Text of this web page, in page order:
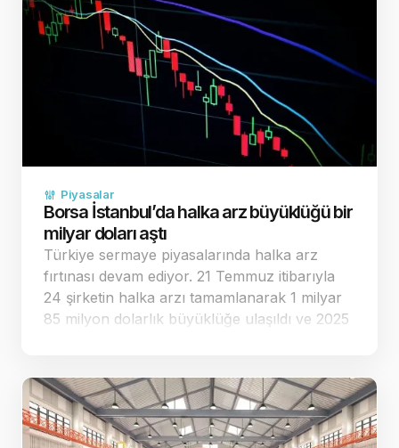
Piyasalar
Borsa İstanbul’da halka arz büyüklüğü bir
milyar doları aştı
Türkiye sermaye piyasalarında halka arz
fırtınası devam ediyor. 21 Temmuz itibarıyla
24 şirketin halka arzı tamamlanarak 1 milyar
85 milyon dolarlık büyüklüğe ulaşıldı ve 2025
tamamını …